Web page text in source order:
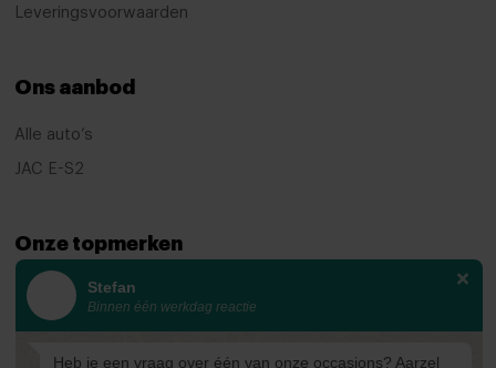
Airbag(s) side voor
Airbag passagier
Alarm klasse 1(startblokkering)
Anti Blokkeer Systeem
Anti doorSlip Regeling
Autonomous Emergency Braking
Bandenspanningscontrolesysteem
Leveringsvoorwaarden
Ons aanbod
Alle auto’s
JAC E-S2
Onze topmerken
KIA
Ford
Mazda
Stefan
Binnen één werkdag reactie
Heb je een vraag over één van onze occasions? Aarzel